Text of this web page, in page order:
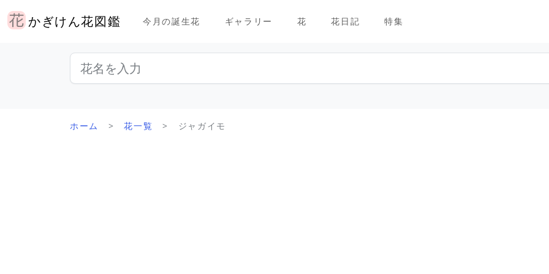
かぎけん花図鑑 今月の誕生花 ギャラリー 花 花日記 特集
ホーム 花一覧 ジャガイモ